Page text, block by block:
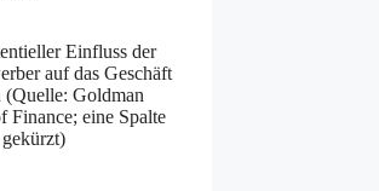
Einfluss der
auf das Geschäft
Goldman
Finance; eine Spalte